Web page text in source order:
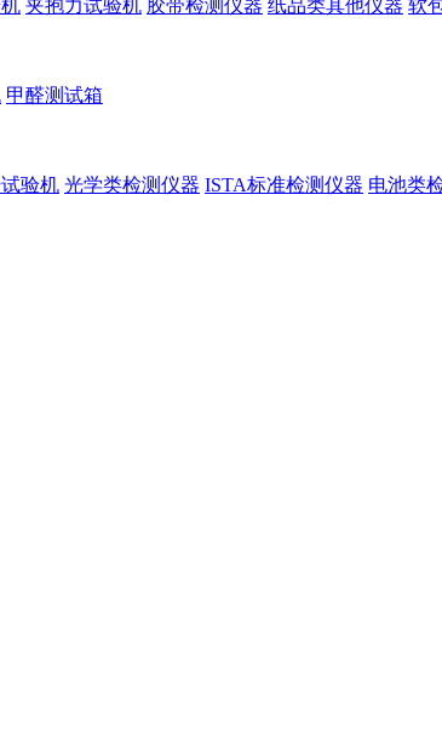
夹抱力试验机 胶带检测仪器 纸品类其他仪器 软
甲醛测试箱
验机 光学类检测仪器 ISTA标准检测仪器 电池类